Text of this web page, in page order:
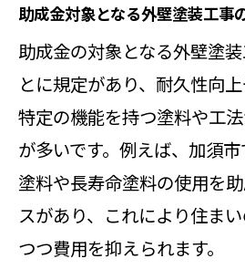
助成金対象となる外壁塗装工事
助成金の対象となる外壁塗
とに規定があり、耐久性向
特定の機能を持つ塗料や工
が多いです。例えば、加須
塗料や長寿命塗料の使用を
スがあり、これにより住ま
つつ費用を抑えられます。